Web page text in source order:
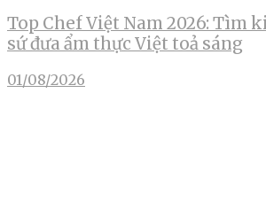
Top Chef Việt Nam 2026: Tìm
sứ đưa ẩm thực Việt toả sáng
01/08/2026